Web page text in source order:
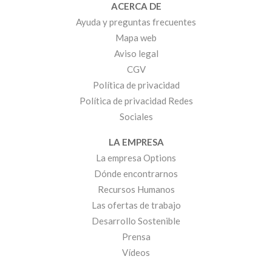
ACERCA DE
Ayuda y preguntas frecuentes
Mapa web
Aviso legal
CGV
Política de privacidad
Política de privacidad Redes
Sociales
LA EMPRESA
La empresa Options
Dónde encontrarnos
Recursos Humanos
Las ofertas de trabajo
Desarrollo Sostenible
Prensa
Vídeos